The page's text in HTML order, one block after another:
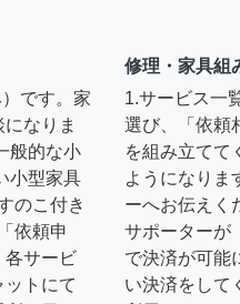
です。家
なりま
般的な小
小型家具
のこ付き
依頼申
各サービ
トにて
修理・家具組
1.サービス一
選び、「依頼
を組み立てて
ようになりま
ーへお伝えく
サポーターが
で決済が可能
い決済をして